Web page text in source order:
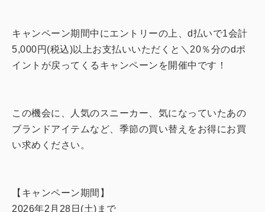
キャンペーン期間中にエントリーの上、d払いで1会計
5,000円(税込)以上お支払いいただくと＼20％分のdポ
イントが戻ってくるキャンペーンを開催中です！
この機会に、人気のスニーカー、気になっていたあの
ブランドアイテムなど、季節の買い替えをお得にお買
い求めください。
【キャンペーン期間】
2026年2月28日(土)まで